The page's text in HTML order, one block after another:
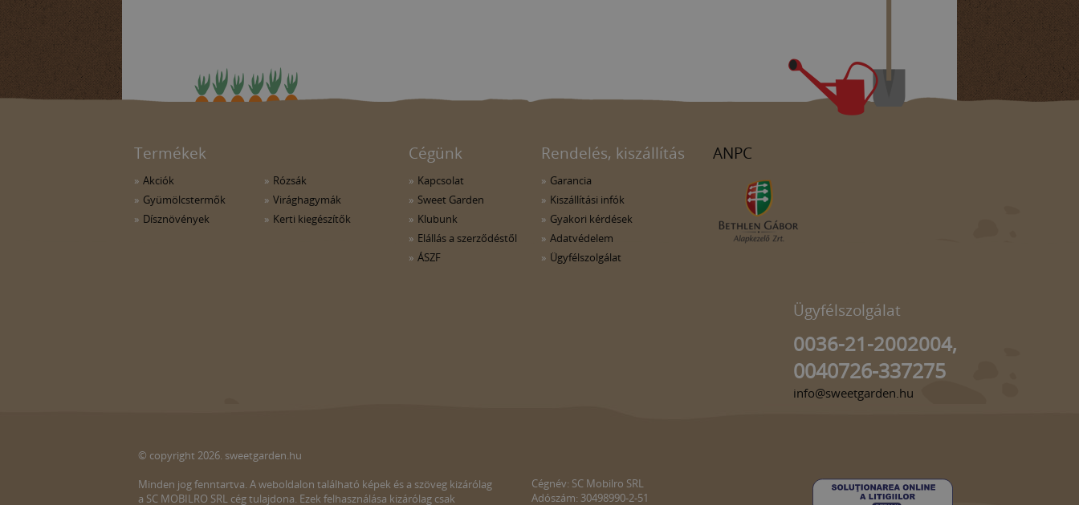
Termékek
Akciók
Gyümölcstermők
Dísznövények
Rózsák
Virághagymák
Kerti kiegészítők
Cégünk
Kapcsolat
Sweet Garden
Klubunk
Elállás a szerződéstől
ÁSZF
Rendelés, kiszállítás
Garancia
Kiszállítási infók
Gyakori kérdések
Adatvédelem
Ügyfélszolgálat
ANPC
Ügyfélszolgálat
0036-21-2002004,
0040726-337275
info@sweetgarden.hu
© copyright 2026. sweetgarden.hu
Minden jog fenntartva. A weboldalon található képek és a szöveg kizárólag
a SC MOBILRO SRL cég tulajdona. Ezek felhasználása kizárólag csak
Cégnév: SC Mobilro SRL
Adószám: 30498990-2-51